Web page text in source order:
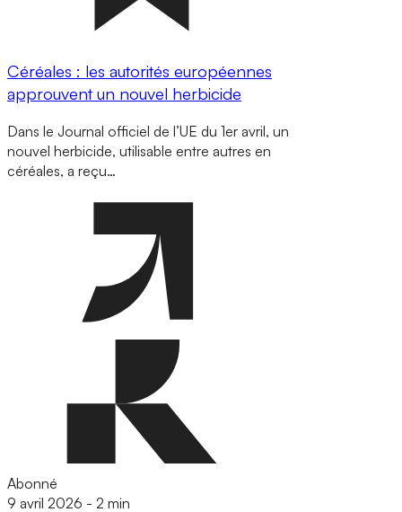
Céréales : les autorités européennes
approuvent un nouvel herbicide
Dans le Journal officiel de l’UE du 1er avril, un
nouvel herbicide, utilisable entre autres en
céréales, a reçu…
Abonné
9 avril 2026 - 2 min